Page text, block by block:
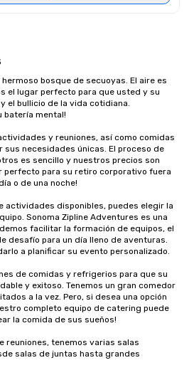
bosque de secuoyas. El aire es
el lugar perfecto para que usted y su
el bullicio de la vida cotidiana.
batería mental!
y reuniones, así como comidas
necesidades únicas. El proceso de
es sencillo y nuestros precios son
perfecto para su retiro corporativo fuera
o de una noche!
actividades disponibles, puedes elegir la
Sonoma Zipline Adventures es una
facilitar la formación de equipos, el
desafío para un día lleno de aventuras.
a planificar su evento personalizado.
de comidas y refrigerios para que su
y exitoso. Tenemos un gran comedor
a la vez. Pero, si desea una opción
completo equipo de catering puede
la comida de sus sueños!
reuniones, tenemos varias salas
salas de juntas hasta grandes